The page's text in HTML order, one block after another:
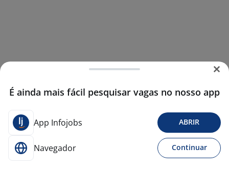
É ainda mais fácil pesquisar vagas no nosso app
App Infojobs ABRIR
Navegador Continuar